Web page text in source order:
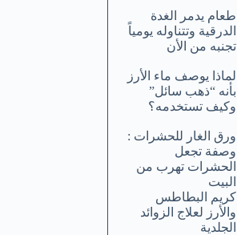
طعام يدمر الغدة
الدرقية وتتناوله يومياً
تجنبه من الأن
لماذا يوصف ماء الأرز
بأنه “ذهب سائل”
وكيف تستخدمه؟
ورق الغار للحشرات :
وصفة تجعل
الحشرات تهرب من
البيت
كريم البطاطس
والأرز لعلاج الزوائد
الجلدية